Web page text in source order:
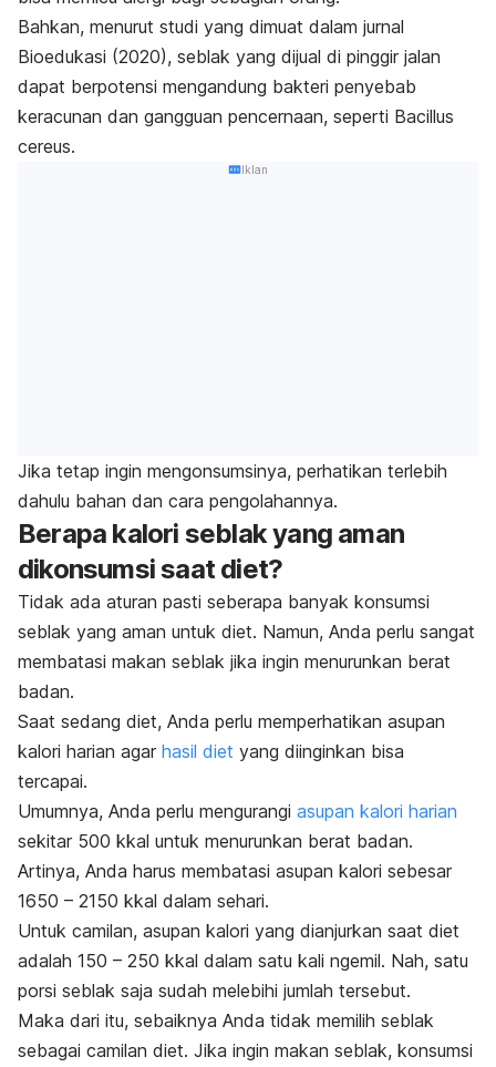
Bahkan, menurut studi yang dimuat dalam jurnal
Bioedukasi (2020), seblak yang dijual di pinggir jalan
dapat berpotensi mengandung bakteri penyebab
keracunan dan gangguan pencernaan, seperti Bacillus
cereus.
Iklan
Jika tetap ingin mengonsumsinya, perhatikan terlebih
dahulu bahan dan cara pengolahannya.
Berapa kalori seblak yang aman
dikonsumsi saat diet?
Tidak ada aturan pasti seberapa banyak konsumsi
seblak yang aman untuk diet. Namun, Anda perlu sangat
membatasi makan seblak jika ingin menurunkan berat
badan.
Saat sedang diet, Anda perlu memperhatikan asupan
kalori harian agar hasil diet yang diinginkan bisa
tercapai.
Umumnya, Anda perlu mengurangi asupan kalori harian
sekitar 500 kkal untuk menurunkan berat badan.
Artinya, Anda harus membatasi asupan kalori sebesar
1650 – 2150 kkal dalam sehari.
Untuk camilan, asupan kalori yang dianjurkan saat diet
adalah 150 – 250 kkal dalam satu kali ngemil. Nah, satu
porsi seblak saja sudah melebihi jumlah tersebut.
Maka dari itu, sebaiknya Anda tidak memilih seblak
sebagai camilan diet. Jika ingin makan seblak, konsumsi